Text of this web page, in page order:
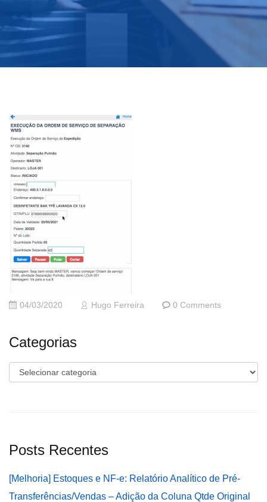
04/03/2020 Hugo Ferreira 0 Comments
Categorias
Categorias
Posts Recentes
[Melhoria] Estoques e NF-e: Relatório Analítico de Pré-
Transferências/Vendas – Adição da Coluna Qtde Original